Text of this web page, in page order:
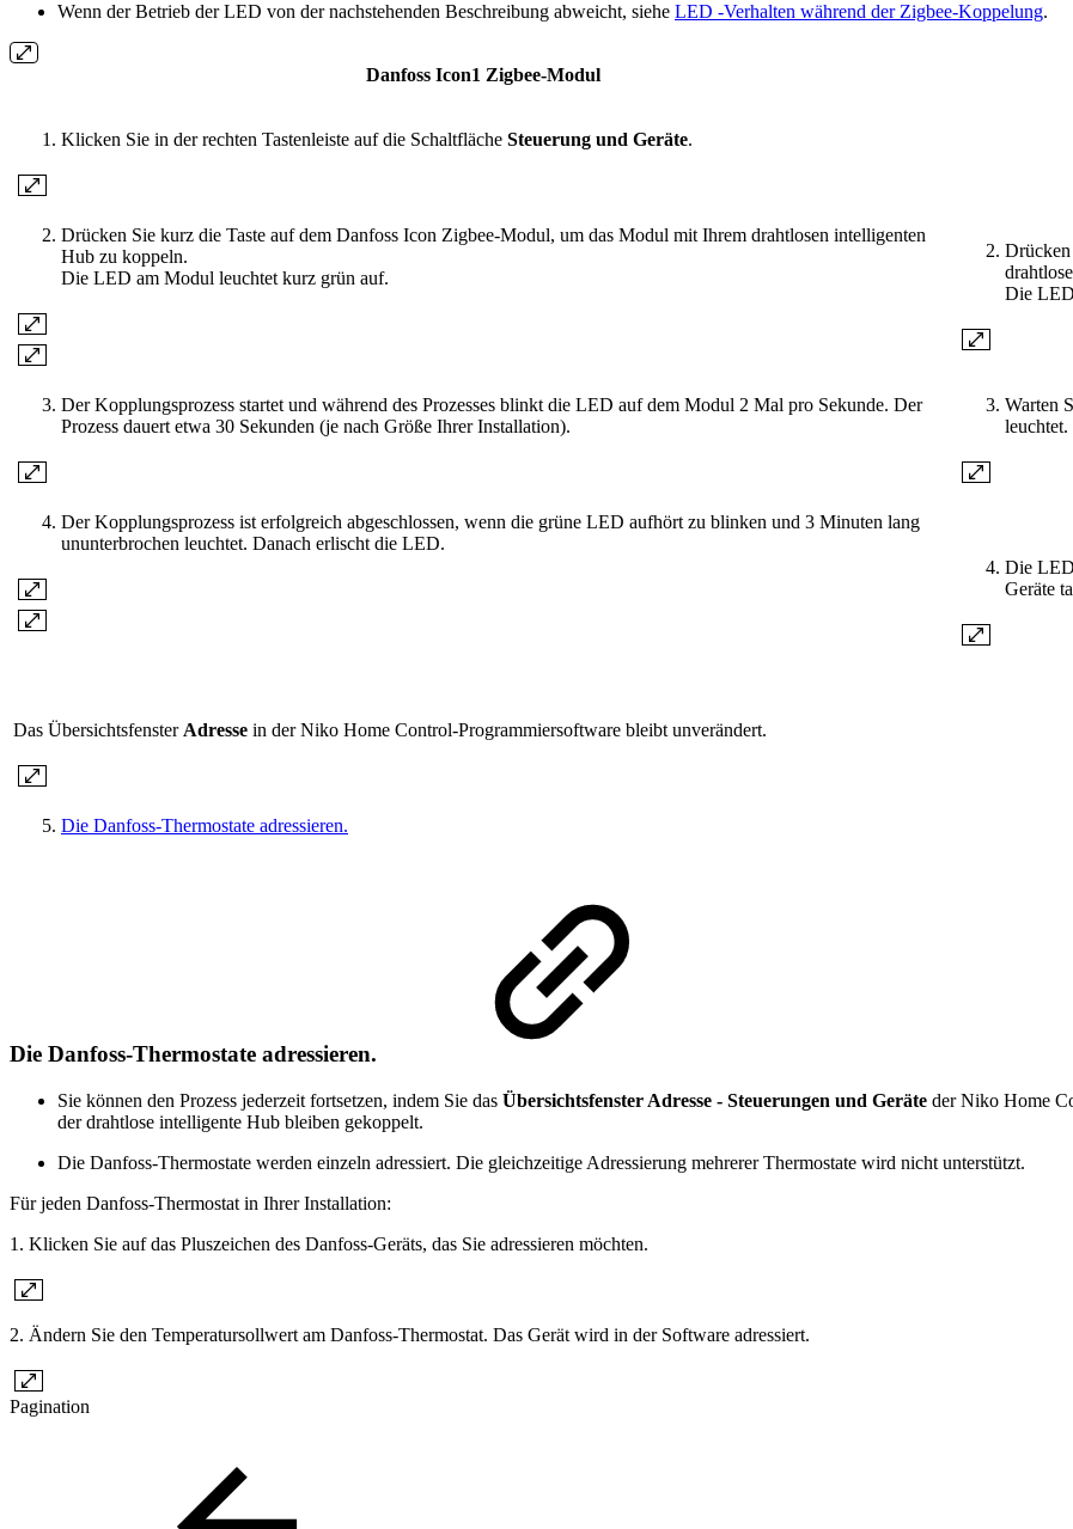
Wenn der Betrieb der LED von der nachstehenden Beschreibung abweicht, siehe LED -Verhalten während der Zigbee-Koppelung.
Danfoss Icon1 Zigbee-Modul
Klicken Sie in der rechten Tastenleiste auf die Schaltfläche Steuerung und Geräte.
Drücken Sie kurz die Taste auf dem Danfoss Icon Zigbee-Modul, um das Modul mit Ihrem drahtlosen intelligenten
Hub zu koppeln.
Die LED am Modul leuchtet kurz grün auf.
Die
Der Kopplungsprozess startet und während des Prozesses blinkt die LED auf dem Modul 2 Mal pro Sekunde. Der
Prozess dauert etwa 30 Sekunden (je nach Größe Ihrer Installation).
Warten
leuchtet.
Der Kopplungsprozess ist erfolgreich abgeschlossen, wenn die grüne LED aufhört zu blinken und 3 Minuten lang
ununterbrochen leuchtet. Danach erlischt die LED.
Die
Geräte
Das Übersichtsfenster Adresse in der Niko Home Control-Programmiersoftware bleibt unverändert.
Die Danfoss-Thermostate adressieren.
Die Danfoss-Thermostate adressieren.
Sie können den Prozess jederzeit fortsetzen, indem Sie das Übersichtsfenster Adresse - Steuerungen und Geräte der Niko Home
der drahtlose intelligente Hub bleiben gekoppelt.
Die Danfoss-Thermostate werden einzeln adressiert. Die gleichzeitige Adressierung mehrerer Thermostate wird nicht unterstützt.
Für jeden Danfoss-Thermostat in Ihrer Installation:
1. Klicken Sie auf das Pluszeichen des Danfoss-Geräts, das Sie adressieren möchten.
2. Ändern Sie den Temperatursollwert am Danfoss-Thermostat. Das Gerät wird in der Software adressiert.
Pagination